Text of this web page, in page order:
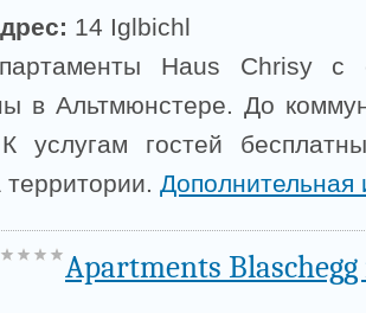
14 Iglbichl
Haus Chrisy с
в Альтмюнстере. До
гостей
территории.
Apartments